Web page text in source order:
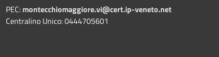
PEC: montecchiomaggiore.vi@cert.ip-veneto.net
Centralino Unico: 0444705601